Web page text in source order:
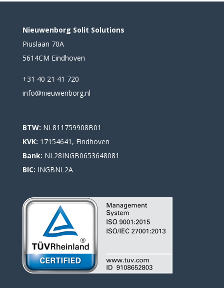
Nieuwenborg Solit Solutions
Piuslaan 70A
5614CM Eindhoven
+31 40 21 41 720
info@nieuwenborg.nl
BTW: NL811759908B01
KVK: 17154641, Eindhoven
Bank: NL28INGB0653648081
BIC: INGBNL2A